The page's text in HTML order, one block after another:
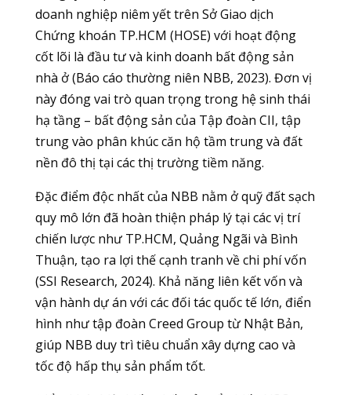
doanh nghiệp niêm yết trên Sở Giao dịch
Chứng khoán TP.HCM (HOSE) với hoạt động
cốt lõi là đầu tư và kinh doanh bất động sản
nhà ở (Báo cáo thường niên NBB, 2023). Đơn vị
này đóng vai trò quan trọng trong hệ sinh thái
hạ tầng – bất động sản của Tập đoàn CII, tập
trung vào phân khúc căn hộ tầm trung và đất
nền đô thị tại các thị trường tiềm năng.
Đặc điểm độc nhất của NBB nằm ở quỹ đất sạch
quy mô lớn đã hoàn thiện pháp lý tại các vị trí
chiến lược như TP.HCM, Quảng Ngãi và Bình
Thuận, tạo ra lợi thế cạnh tranh về chi phí vốn
(SSI Research, 2024). Khả năng liên kết vốn và
vận hành dự án với các đối tác quốc tế lớn, điển
hình như tập đoàn Creed Group từ Nhật Bản,
giúp NBB duy trì tiêu chuẩn xây dựng cao và
tốc độ hấp thụ sản phẩm tốt.